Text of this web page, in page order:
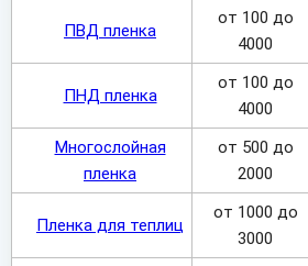
ПВД пленка
от 100 до
4000
ПНД пленка
от 100 до
4000
Многослойная
пленка
от 500 до
2000
Пленка для теплиц
от 1000 до
3000